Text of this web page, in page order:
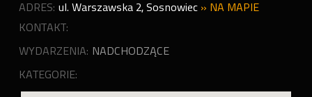
ADRES: ul. Warszawska 2,Sosnowiec » NA MAPIE
KONTAKT:
WYDARZENIA: NADCHODZĄCE
KATEGORIE: